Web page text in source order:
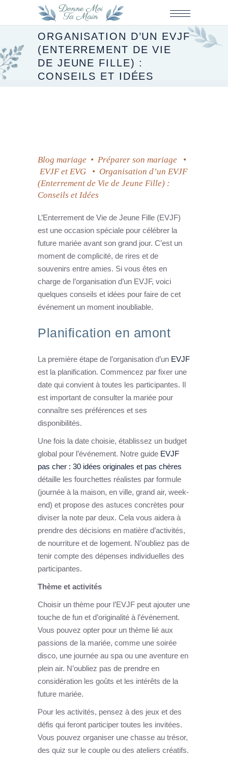
ORGANISATION D’UN EVJF
(ENTERREMENT DE VIE
DE JEUNE FILLE) :
CONSEILS ET IDÉES
Blog mariage • Préparer son mariage
•
EVJF et EVG
• Organisation d’un EVJF
(Enterrement de Vie de Jeune Fille) :
Conseils et Idées
L’Enterrement de Vie de Jeune Fille (EVJF)
est une occasion spéciale pour célébrer la
future mariée avant son grand jour. C’est un
moment de complicité, de rires et de
souvenirs entre amies. Si vous êtes en
charge de l’organisation d’un EVJF, voici
quelques conseils et idées pour faire de cet
événement un moment inoubliable.
Planification en amont
La première étape de l’organisation d’un EVJF
est la planification. Commencez par fixer une
date qui convient à toutes les participantes. Il
est important de consulter la mariée pour
connaître ses préférences et ses
disponibilités.
Une fois la date choisie, établissez un budget
global pour l’événement. Notre guide EVJF
pas cher : 30 idées originales et pas chères
détaille les fourchettes réalistes par formule
(journée à la maison, en ville, grand air, week-
end) et propose des astuces concrètes pour
diviser la note par deux. Cela vous aidera à
prendre des décisions en matière d’activités,
de nourriture et de logement. N’oubliez pas de
tenir compte des dépenses individuelles des
participantes.
Thème et activités
Choisir un thème pour l’EVJF peut ajouter une
touche de fun et d’originalité à l’événement.
Vous pouvez opter pour un thème lié aux
passions de la mariée, comme une soirée
disco, une journée au spa ou une aventure en
plein air. N’oubliez pas de prendre en
considération les goûts et les intérêts de la
future mariée.
Pour les activités, pensez à des jeux et des
défis qui feront participer toutes les invitées.
Vous pouvez organiser une chasse au trésor,
des quiz sur le couple ou des ateliers créatifs.